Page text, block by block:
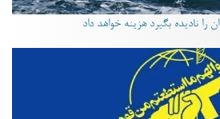
را نادیده بگیرد هزینه خواهد داد